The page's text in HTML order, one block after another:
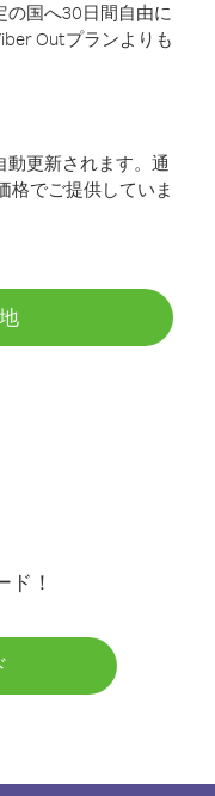
の国へ30日間自由に
Outプランよりも
更新されます。通
格でご提供していま
ド！